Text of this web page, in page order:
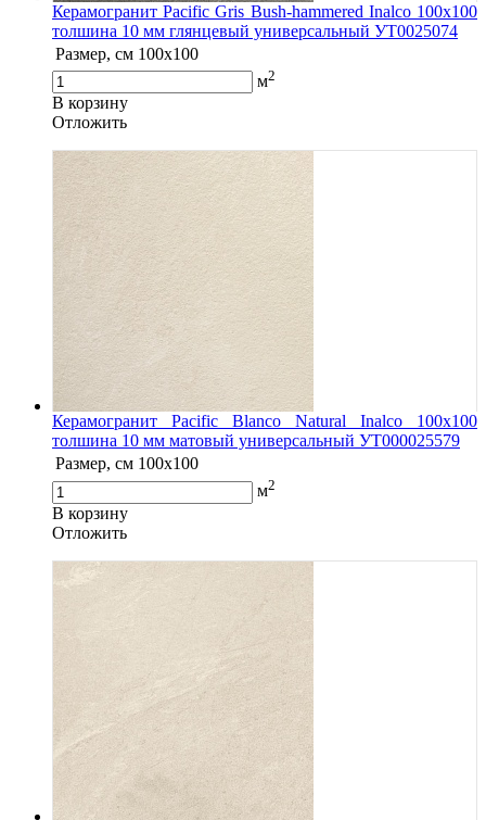
Керамогранит Pacific Gris Bush-hammered Inalco 100x100
толшина 10 мм глянцевый универсальный УТ0025074
Размер, см 100x100
м2
В корзину
Oтложить
Керамогранит Pacific Blanco Natural Inalco 100x100
толшина 10 мм матовый универсальный УТ000025579
Размер, см 100x100
м2
В корзину
Oтложить